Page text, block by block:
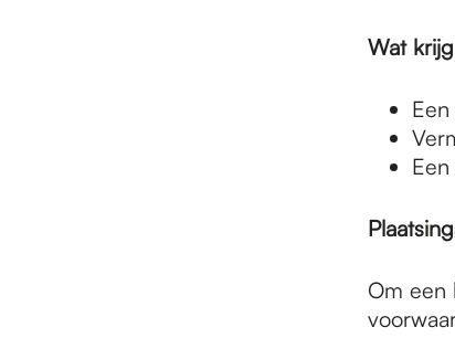
Wat
Om een